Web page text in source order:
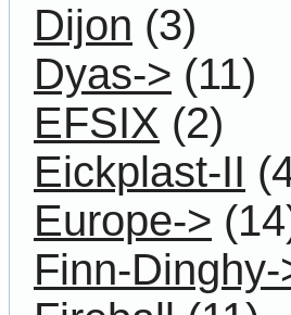
Dijon (3)
Dyas-> (11)
EFSIX (2)
Eickplast-II
Europe->
Finn-Dinghy-